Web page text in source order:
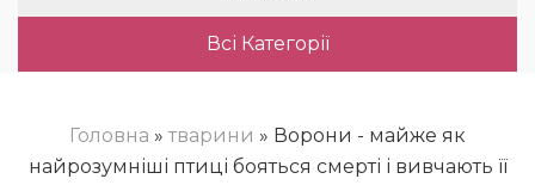
Всі Категорії
Головна »тварини » Ворони - майже як
найрозумніші птиці бояться смерті і вивчають її